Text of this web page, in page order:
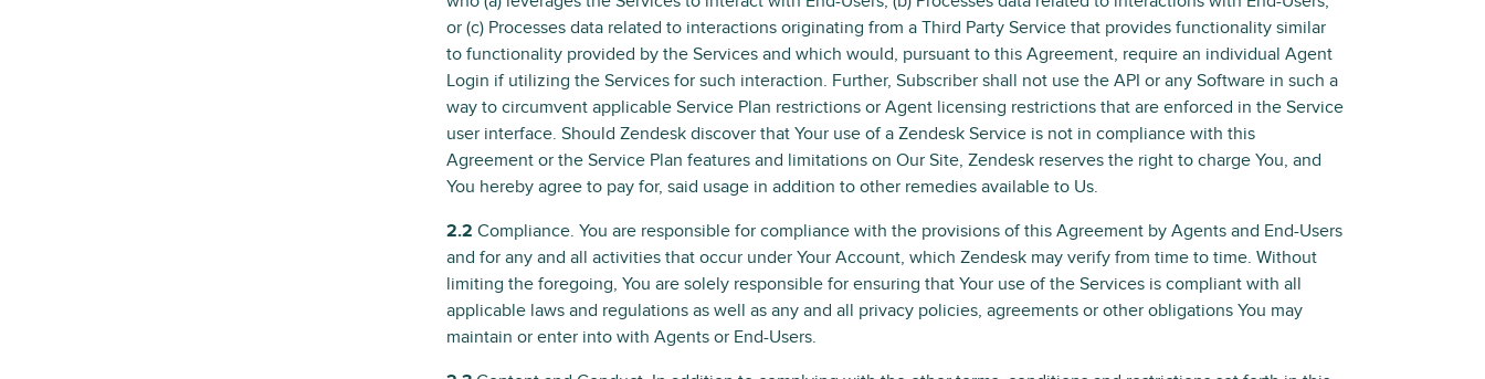
or (c) Processes data related to interactions originating from a Third Party Service that provides functionality similar
to functionality provided by the Services and which would, pursuant to this Agreement, require an individual Agent
Login if utilizing the Services for such interaction. Further, Subscriber shall not use the API or any Software in such a
way to circumvent applicable Service Plan restrictions or Agent licensing restrictions that are enforced in the Service
user interface. Should Zendesk discover that Your use of a Zendesk Service is not in compliance with this
Agreement or the Service Plan features and limitations on Our Site, Zendesk reserves the right to charge You, and
You hereby agree to pay for, said usage in addition to other remedies available to Us.
2.2 Compliance. You are responsible for compliance with the provisions of this Agreement by Agents and End-Users
and for any and all activities that occur under Your Account, which Zendesk may verify from time to time. Without
limiting the foregoing, You are solely responsible for ensuring that Your use of the Services is compliant with all
applicable laws and regulations as well as any and all privacy policies, agreements or other obligations You may
maintain or enter into with Agents or End-Users.